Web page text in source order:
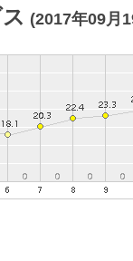
(2017年09月